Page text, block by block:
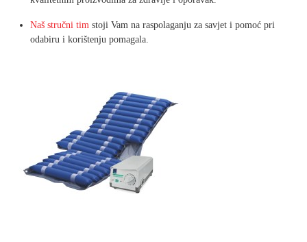
Naš stručni tim stoji Vam na raspolaganju za savjet i pomoć pri
odabiru i korištenju pomagala.